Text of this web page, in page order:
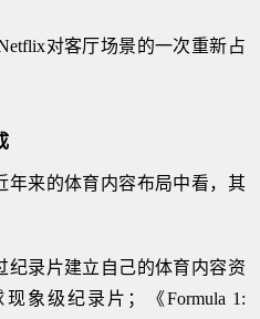
对客厅场景的一次重新占
年来的体育内容布局中看，其
纪录片建立自己的体育内容资
象级纪录片；《Formula 1: